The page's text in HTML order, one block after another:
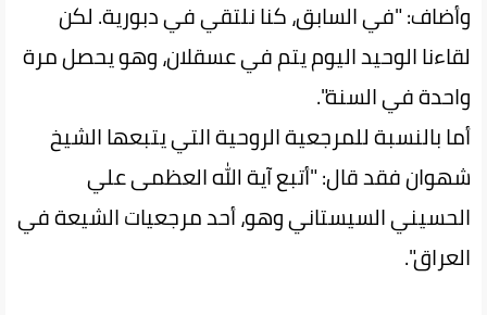
وأضاف: "في السابق، كنا نلتقي في دبورية. لكن
لقاءنا الوحيد اليوم يتم في عسقلان، وهو يحصل مرة
واحدة في السنة".
أما بالنسبة للمرجعية الروحية التي يتبعها الشيخ
شهوان فقد قال: "أتبع آية الله العظمى علي
الحسيني السيستاني وهو، أحد مرجعيات الشيعة في
العراق".